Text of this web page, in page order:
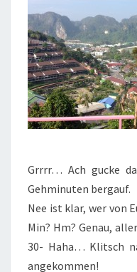
Grrrr… Ach gucke
Gehminuten bergauf.
Nee ist klar, wer von
Min? Hm? Genau,
30- Haha… Klitsch
angekommen!